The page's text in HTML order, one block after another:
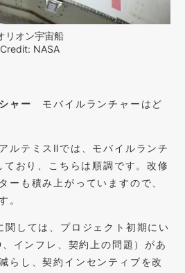
リオン宇宙船
Credit: NASA
ャー モバイルランチャーはど
ルテミスⅡでは、モバイルランチ
ており、こちらは順調です。改修
ーも積み上がっていますので、
。
関しては、プロジェクト初期にい
インフレ、契約上の問題）があ
らし、契約インセンティブを改